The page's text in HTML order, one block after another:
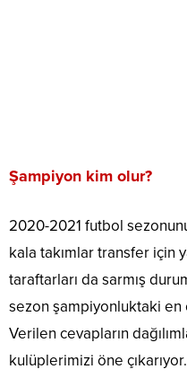
Şampiyon kim olur?
2020-2021 futbol
kala takımlar transfer için
taraftarları da sarmış
sezon şampiyonluktaki
Verilen cevapların
kulüplerimizi öne çıkarıyor.